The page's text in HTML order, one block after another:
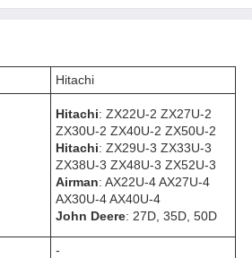
Hitachi
Hitachi: ZX22U-2 ZX27U-2
ZX30U-2 ZX40U-2 ZX50U-2
Hitachi: ZX29U-3 ZX33U-3
ZX38U-3 ZX48U-3 ZX52U-3
Airman: AX22U-4 AX27U-4
AX30U-4 AX40U-4
John Deere: 27D, 35D, 50D
-